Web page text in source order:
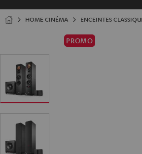
HOME CINÉMA ENCEINTES
PROMO